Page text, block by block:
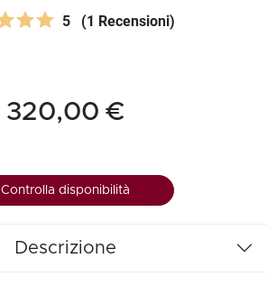
5 (1 Recensioni)
320,00 €
Controlla disponibilità
Descrizione